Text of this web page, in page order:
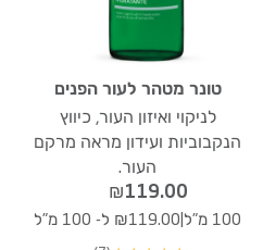
טונר מטהר לעור הפנים
לניקוי ואיזון העור, כיווץ
הנקבוביות ועידון מראה מרקם
העור.
₪119.00
100 מ"ל ₪119.00 ל- 100 מ"ל